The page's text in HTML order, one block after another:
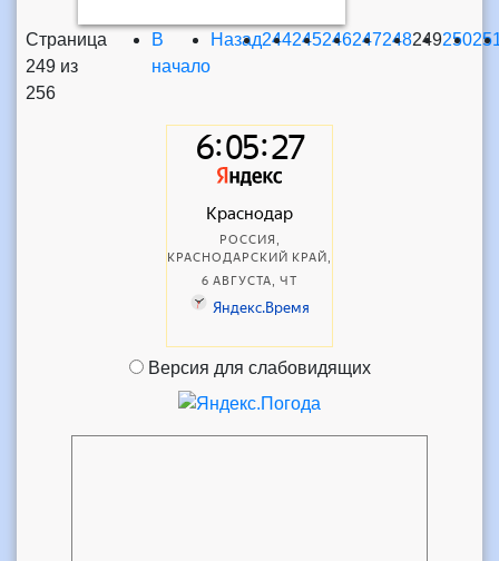
Страница
249 из
256
В
начало
Назад244245246247248249250
Версия для слабовидящих